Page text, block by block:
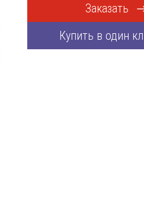
Заказать
Купить в один